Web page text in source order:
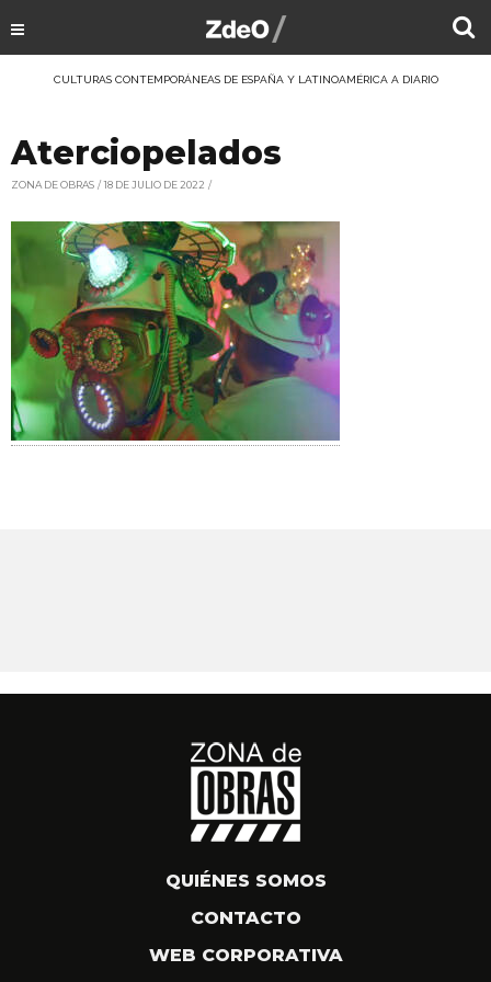
CULTURAS CONTEMPORÁNEAS DE ESPAÑA Y LATINOAMÉRICA A DIARIO
Aterciopelados
ZONA DE OBRAS 18 DE JULIO DE 2022
QUIÉNES SOMOS
CONTACTO
WEB CORPORATIVA